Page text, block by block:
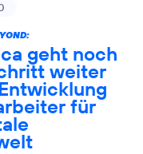
geht noch
weiter
für